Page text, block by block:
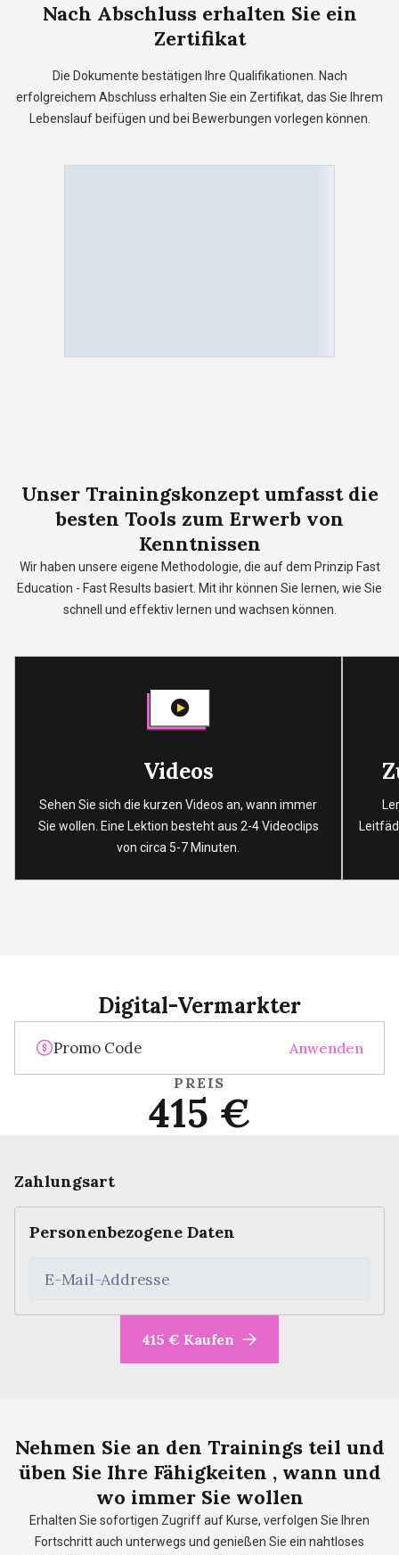
Nach Abschluss erhalten Sie ein
Zertifikat
Die Dokumente bestätigen Ihre Qualifikationen. Nach
erfolgreichem Abschluss erhalten Sie ein Zertifikat, das Sie Ihrem
Lebenslauf beifügen und bei Bewerbungen vorlegen können.
Unser Trainingskonzeptumfasst die
besten Tools zum Erwerb von
Kenntnissen
Wir haben unsere eigene Methodologie, die auf dem Prinzip Fast
Education - Fast Results basiert. Mit ihr können Sie lernen, wie Sie
schnell und effektiv lernen und wachsen können.
Videos
Sehen Sie sich die kurzen Videos an, wann immer
Sie wollen. Eine Lektion besteht aus 2-4 Videoclips
von circa 5-7 Minuten.
Digital-Vermarkter
Anwenden
PREIS
415 €
Zahlungsart
Personenbezogene Daten
E-Mail-Addresse
415 € Kaufen
Nehmen Sie an den Trainings teil und
üben Sie Ihre Fähigkeiten , wann und
wo immer Sie wollen
Erhalten Sie sofortigen Zugriff auf Kurse, verfolgen Sie Ihren
Fortschritt auch unterwegs und genießen Sie ein nahtloses